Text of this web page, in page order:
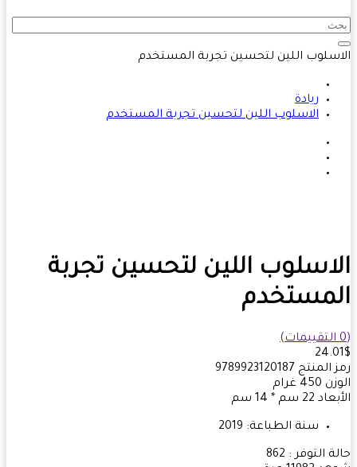
اللين لتحسين تجربة المستخدم
ريادة
الاسلوب اللين لتحسين تجربة المستخدم
اللين لتحسين تجربة
المنتج9789923120187
450 غرام
22 سم * 14 سم
سنة الطباعة: 2019
التوفر : 862